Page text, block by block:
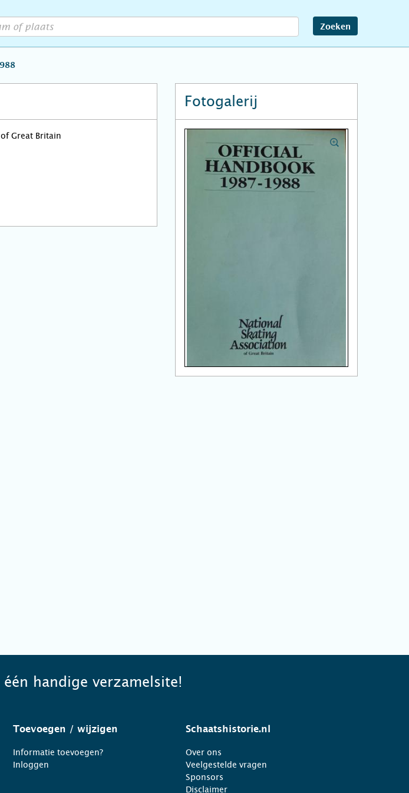
Zoeken
Great Britain
Fotogalerij
handige verzamelsite!
Toevoegen / wijzigen
Informatie toevoegen?
Inloggen
Schaatshistorie.nl
Over ons
Veelgestelde vragen
Sponsors
Disclaimer